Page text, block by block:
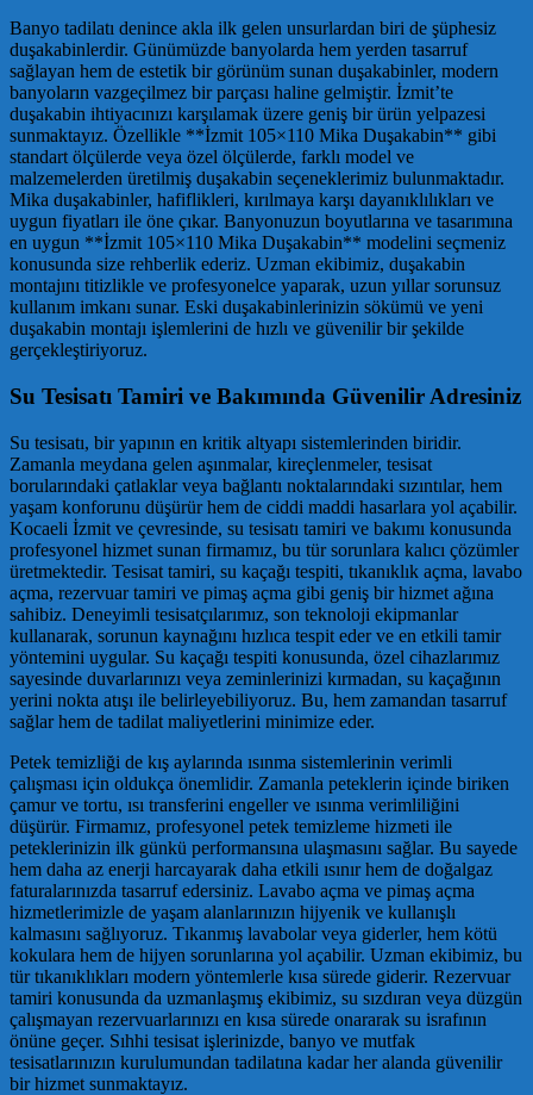
Banyo tadilatı denince akla ilk gelen unsurlardan biri de şüphesiz
duşakabinlerdir. Günümüzde banyolarda hem yerden tasarruf
sağlayan hem de estetik bir görünüm sunan duşakabinler, modern
banyoların vazgeçilmez bir parçası haline gelmiştir. İzmit’te
duşakabin ihtiyacınızı karşılamak üzere geniş bir ürün yelpazesi
sunmaktayız. Özellikle **İzmit 105×110 Mika Duşakabin** gibi
standart ölçülerde veya özel ölçülerde, farklı model ve
malzemelerden üretilmiş duşakabin seçeneklerimiz bulunmaktadır.
Mika duşakabinler, hafiflikleri, kırılmaya karşı dayanıklılıkları ve
uygun fiyatları ile öne çıkar. Banyonuzun boyutlarına ve tasarımına
en uygun **İzmit 105×110 Mika Duşakabin** modelini seçmeniz
konusunda size rehberlik ederiz. Uzman ekibimiz, duşakabin
montajını titizlikle ve profesyonelce yaparak, uzun yıllar sorunsuz
kullanım imkanı sunar. Eski duşakabinlerinizin sökümü ve yeni
duşakabin montajı işlemlerini de hızlı ve güvenilir bir şekilde
gerçekleştiriyoruz.
Su Tesisatı Tamiri ve Bakımında Güvenilir Adresiniz
Su tesisatı, bir yapının en kritik altyapı sistemlerinden biridir.
Zamanla meydana gelen aşınmalar, kireçlenmeler, tesisat
borularındaki çatlaklar veya bağlantı noktalarındaki sızıntılar, hem
yaşam konforunu düşürür hem de ciddi maddi hasarlara yol açabilir.
Kocaeli İzmit ve çevresinde, su tesisatı tamiri ve bakımı konusunda
profesyonel hizmet sunan firmamız, bu tür sorunlara kalıcı çözümler
üretmektedir. Tesisat tamiri, su kaçağı tespiti, tıkanıklık açma, lavabo
açma, rezervuar tamiri ve pimaş açma gibi geniş bir hizmet ağına
sahibiz. Deneyimli tesisatçılarımız, son teknoloji ekipmanlar
kullanarak, sorunun kaynağını hızlıca tespit eder ve en etkili tamir
yöntemini uygular. Su kaçağı tespiti konusunda, özel cihazlarımız
sayesinde duvarlarınızı veya zeminlerinizi kırmadan, su kaçağının
yerini nokta atışı ile belirleyebiliyoruz. Bu, hem zamandan tasarruf
sağlar hem de tadilat maliyetlerini minimize eder.
Petek temizliği de kış aylarında ısınma sistemlerinin verimli
çalışması için oldukça önemlidir. Zamanla peteklerin içinde biriken
çamur ve tortu, ısı transferini engeller ve ısınma verimliliğini
düşürür. Firmamız, profesyonel petek temizleme hizmeti ile
peteklerinizin ilk günkü performansına ulaşmasını sağlar. Bu sayede
hem daha az enerji harcayarak daha etkili ısınır hem de doğalgaz
faturalarınızda tasarruf edersiniz. Lavabo açma ve pimaş açma
hizmetlerimizle de yaşam alanlarınızın hijyenik ve kullanışlı
kalmasını sağlıyoruz. Tıkanmış lavabolar veya giderler, hem kötü
kokulara hem de hijyen sorunlarına yol açabilir. Uzman ekibimiz, bu
tür tıkanıklıkları modern yöntemlerle kısa sürede giderir. Rezervuar
tamiri konusunda da uzmanlaşmış ekibimiz, su sızdıran veya düzgün
çalışmayan rezervuarlarınızı en kısa sürede onararak su israfının
önüne geçer. Sıhhi tesisat işlerinizde, banyo ve mutfak
tesisatlarınızın kurulumundan tadilatına kadar her alanda güvenilir
bir hizmet sunmaktayız.